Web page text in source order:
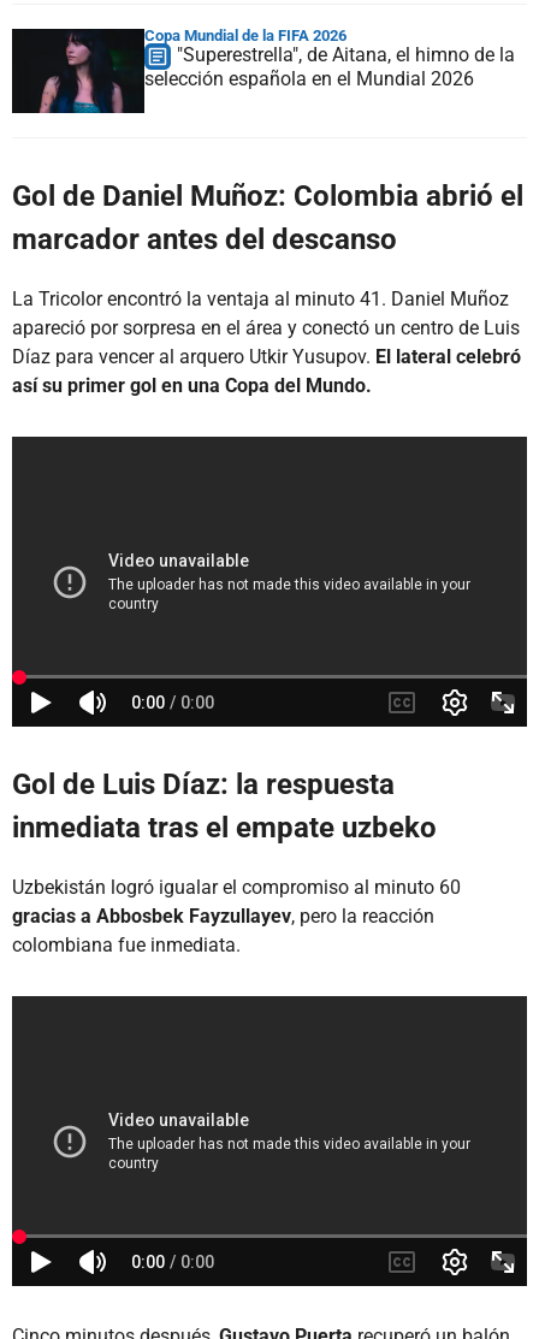
Copa Mundial de la FIFA 2026
"Superestrella", de Aitana, el himno de la
selección española en el Mundial 2026
Gol de Daniel Muñoz: Colombia abrió el
marcador antes del descanso
La Tricolor encontró la ventaja al minuto 41. Daniel Muñoz
apareció por sorpresa en el área y conectó un centro de Luis
Díaz para vencer al arquero Utkir Yusupov. El lateral celebró
así su primer gol en una Copa del Mundo.
Gol de Luis Díaz: la respuesta
inmediata tras el empate uzbeko
Uzbekistán logró igualar el compromiso al minuto 60
gracias a Abbosbek Fayzullayev, pero la reacción
colombiana fue inmediata.